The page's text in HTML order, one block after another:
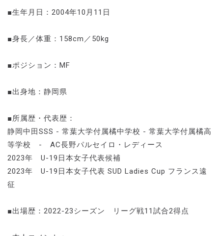
■生年月日：2004年10月11日
■身長／体重：158cm／50kg
■ポジション：MF
■出身地：静岡県
■所属歴・代表歴：
静岡中田SSS - 常葉大学付属橘中学校 - 常葉大学付属橘高
等学校 - AC長野パルセイロ・レディース
2023年 U-19日本女子代表候補
2023年 U-19日本女子代表 SUD Ladies Cup フランス遠
征
■出場歴：2022-23シーズン リーグ戦11試合2得点